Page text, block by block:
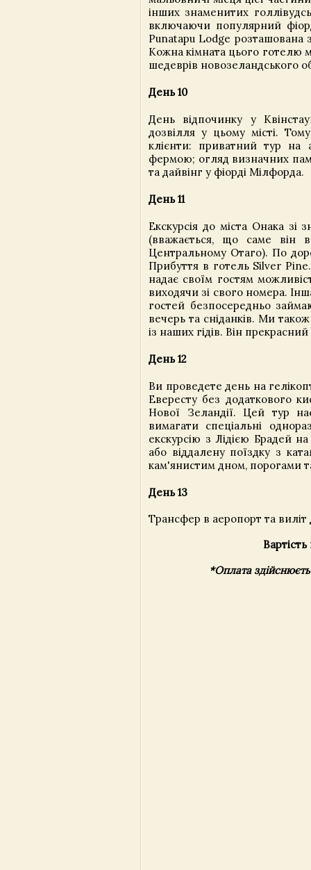
інших знаменитих
включаючи популярний
Punatapu Lodge розташована
Кожна кімната цього готелю
шедеврів новозеландського
День 10
День відпочинку у
дозвілля у цьому місті.
клієнти: приватний тур на
фермою; огляд визначних
та дайвінг у фіорді Мілфорда.
День 11
Екскурсія до міста Онака
(вважається, що саме він
Центральному Отаго). По
Прибуття в готель Silver
надає своїм гостям
виходячи зі свого номера.
гостей безпосередньо
вечерь та сніданків. Ми
із наших гідів. Він
День 12
Ви проведете день на
Евересту без додаткового
Нової Зеландії. Цей тур
вимагати спеціальні
екскурсію з Лідією Брадей
або віддалену поїздку з
кам'янистим дном, порогами
День 13
Трансфер в аеропорт та виліт
*Оплата